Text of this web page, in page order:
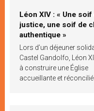
Léon XIV : « Une soif
justice, une soif de
authentique »
Lors d’un déjeuner
Castel Gandolfo, Léon
à construire une Église
accueillante et